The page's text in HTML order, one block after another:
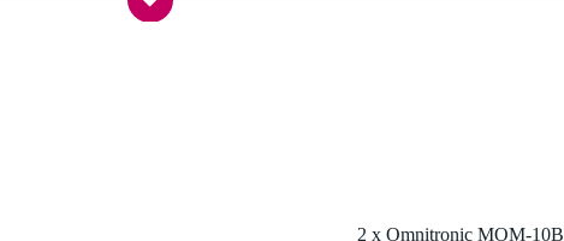
Bluetooth, ingresso di linea